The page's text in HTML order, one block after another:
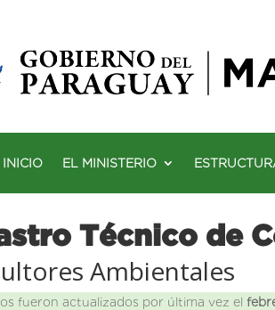
INICIO EL MINISTERIO
Técnico de
Ambientales
fueron actualizados por última vez el